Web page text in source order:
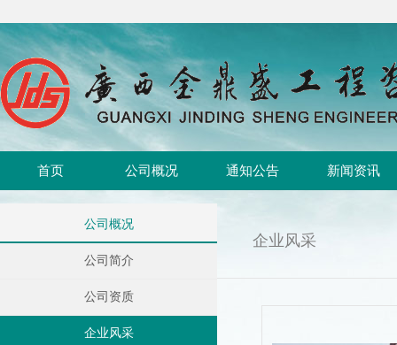
首页 公司概况 通知公告 新闻资讯
公司概况
公司简介
公司资质
企业风采
企业风采